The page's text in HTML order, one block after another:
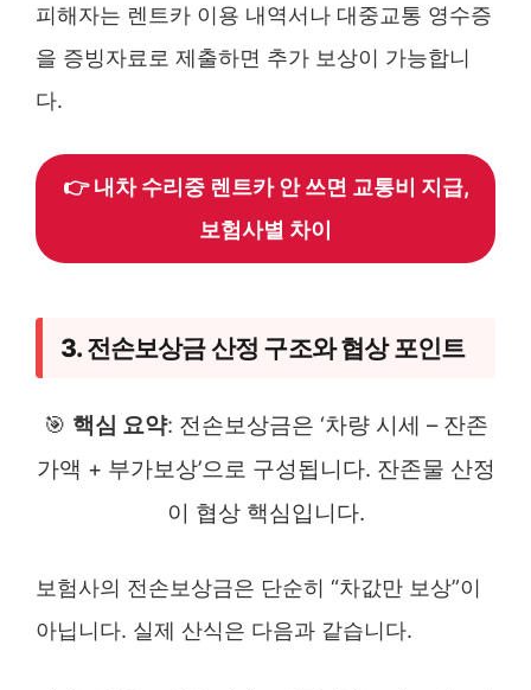
피해자는 렌트카 이용 내역서나 대중교통 영수증
을 증빙자료로 제출하면 추가 보상이 가능합니
다.
👉 내차 수리중 렌트카 안 쓰면 교통비 지급,
보험사별 차이
3. 전손보상금 산정 구조와 협상 포인트
🎯 핵심 요약: 전손보상금은 ‘차량 시세 – 잔존
가액 + 부가보상’으로 구성됩니다. 잔존물 산정
이 협상 핵심입니다.
보험사의 전손보상금은 단순히 “차값만 보상”이
아닙니다. 실제 산식은 다음과 같습니다.